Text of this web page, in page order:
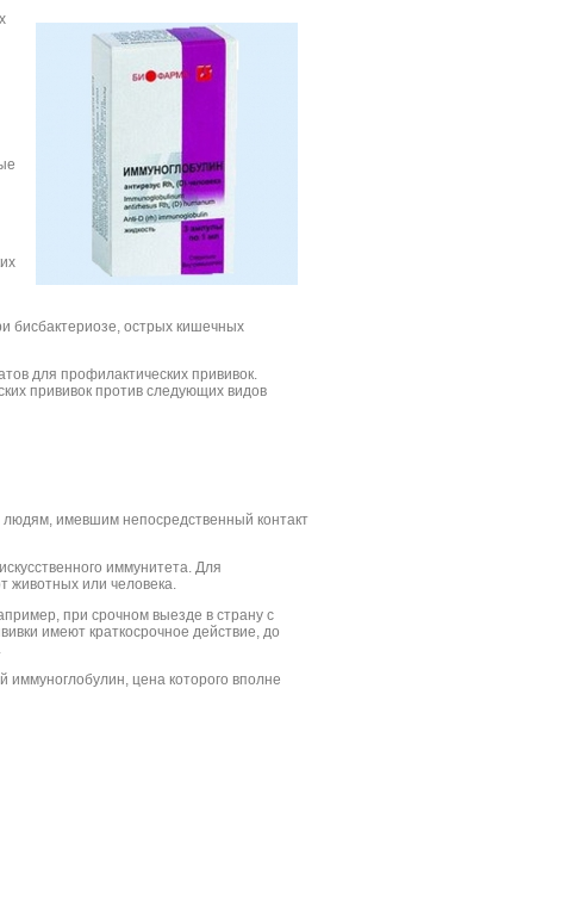
бисбактериозе, острых кишечных
для профилактических прививок.
прививок против следующих видов
имевшим непосредственный контакт
иммунитета. Для
животных или человека.
при срочном выезде в страну с
имеют краткосрочное действие, до
иммуноглобулин, цена которого вполне